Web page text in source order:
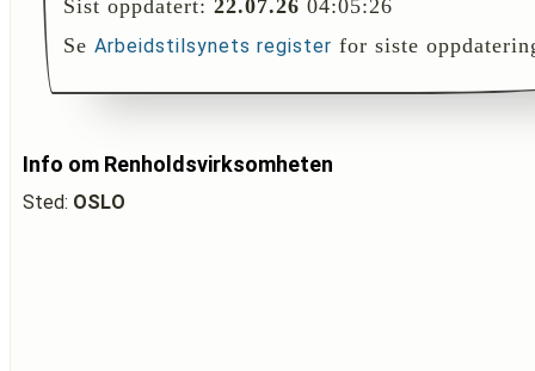
Sist oppdatert: 22.07.26 04:05:26
Se Arbeidstilsynets register for siste
Info om Renholdsvirksomheten
Sted: OSLO